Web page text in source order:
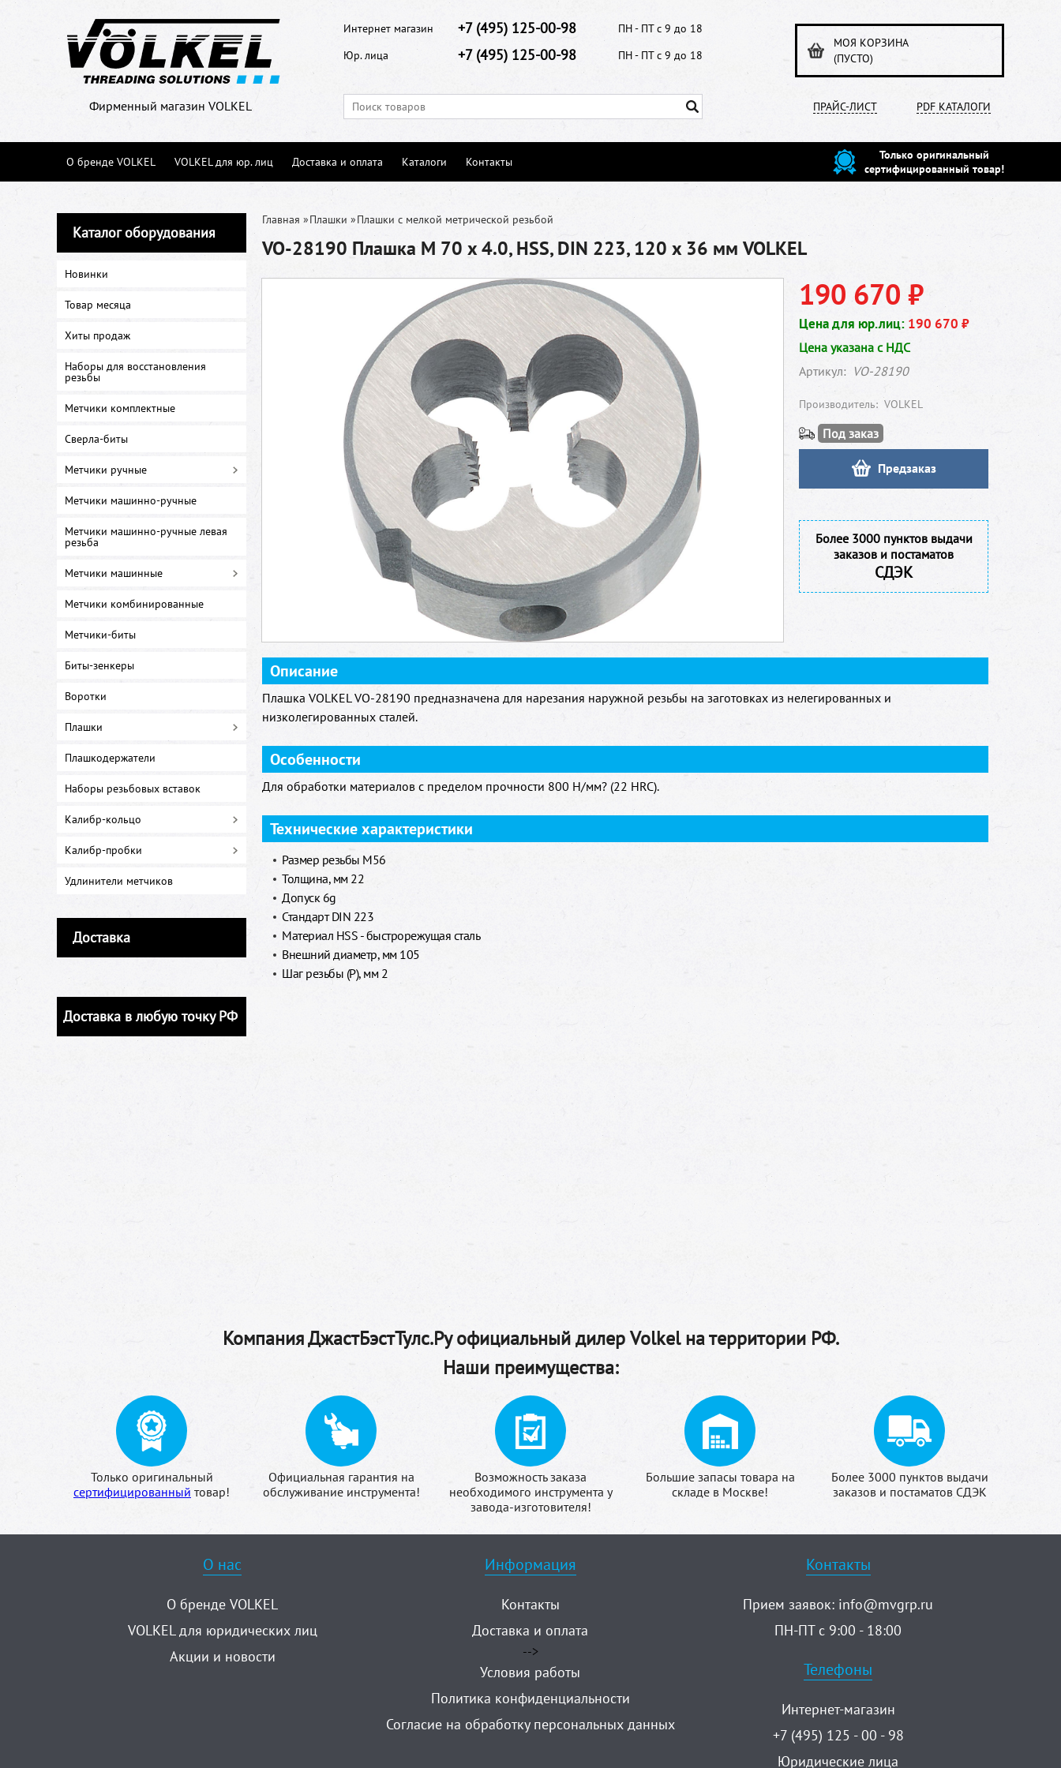
Фирменный магазин VOLKEL
Интернет магазин +7 (495) 125-00-98
ПН - ПТ с 9 до 18
Юр. лица
+7 (495) 125-00-98 ПН - ПТ с 9 до 18
МОЯ КОРЗИНА
(ПУСТО)
ПРАЙС-ЛИСТ PDF КАТАЛОГИ
О бренде VOLKEL VOLKEL для юр. лиц Доставка и оплата Каталоги Контакты
Только оригинальный
сертифицированный товар!
Каталог оборудования
Новинки
Товар месяца
Хиты продаж
Наборы для восстановления
резьбы
Метчики комплектные
Сверла-биты
Метчики ручные
Метчики машинно-ручные
Метчики машинно-ручные левая
резьба
Метчики машинные
Метчики комбинированные
Метчики-биты
Биты-зенкеры
Воротки
Плашки
Плашкодержатели
Наборы резьбовых вставок
Калибр-кольцо
Калибр-пробки
Удлинители метчиков
Доставка
Доставка в любую точку РФ
Главная »Плашки »Плашки с мелкой метрической резьбой
VO-28190 Плашка М 70 x 4.0, HSS, DIN 223, 120 x 36 мм VOLKEL
190 670 ₽
Цена для юр.лиц: 190 670 ₽
Цена указана с НДС
Артикул: VO-28190
Производитель: VOLKEL
Под заказ
Предзаказ
Более 3000 пунктов выдачи
заказов и постаматов
СДЭК
Описание
Плашка VOLKEL VO-28190 предназначена для нарезания наружной резьбы на заготовках из нелегированных и
низколегированных сталей.
Особенности
Для обработки материалов с пределом прочности 800 H/мм? (22 HRC).
Технические характеристики
Размер резьбы M56
Толщина, мм 22
Допуск 6g
Стандарт DIN 223
Материал HSS - быстрорежущая сталь
Внешний диаметр, мм 105
Шаг резьбы (P), мм 2
Компания ДжастБэстТулс.Ру официальный дилер Volkel на территории РФ.
Наши преимущества:
Только оригинальный
сертифицированный товар!
Официальная гарантия на
обслуживание инструмента!
Возможность заказа
необходимого инструмента у
завода-изготовителя!
Большие запасы товара на
складе в Москве!
Более 3000 пунктов выдачи
заказов и постаматов СДЭК
О нас
О бренде VOLKEL
VOLKEL для юридических лиц
Акции и новости
Информация
Контакты
Доставка и оплата
-->
Условия работы
Политика конфиденциальности
Согласие на обработку персональных данных
Контакты
Прием заявок: info@mvgrp.ru
ПН-ПТ с 9:00 - 18:00
Телефоны
Интернет-магазин
+7 (495) 125 - 00 - 98
Юридические лица